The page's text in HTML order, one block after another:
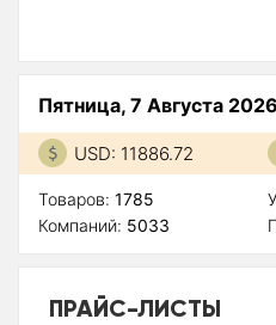
Пятница, 7 Августа
USD: 11886.72
Товаров: 1785
Компаний: 5033
ПРАЙС-ЛИСТЫ